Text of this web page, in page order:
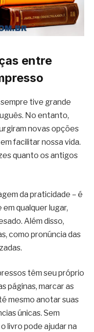
entre
tive grande
No entanto,
novas opções
facilitar nossa vida.
quanto os antigos
da praticidade – é
qualquer lugar,
Além disso,
como pronúncia das
têm seu próprio
páginas, marcar as
mesmo anotar suas
únicas. Sem
livro pode ajudar na